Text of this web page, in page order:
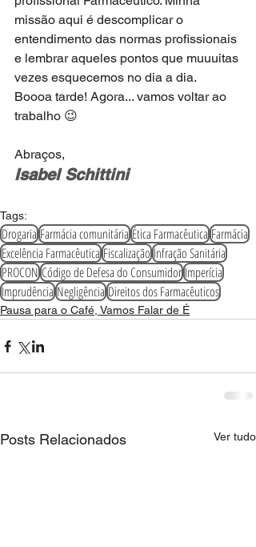
missão aqui é descomplicar o
entendimento das normas profissionais
e lembrar aqueles pontos que muuuitas
vezes esquecemos no dia a dia.
Boooa tarde! Agora... vamos voltar ao
trabalho 😉
Abraços,
Isabel Schittini‬
Tags:
DrogariaFarmácia comunitáriaÉtica FarmacêuticaFarmácia
Excelência FarmacêuticaFiscalizaçãoInfração Sanitária
PROCONCódigo de Defesa do ConsumidorImperícia
ImprudênciaNegligênciaDireitos dos Farmacêuticos
Pausa para o Café, Vamos Falar de É
Posts Relacionados Ver tudo